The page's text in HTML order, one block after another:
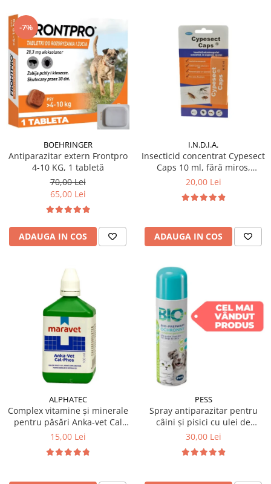
-7%
BOEHRINGER
Antiparazitar extern Frontpro
4-10 KG, 1 tabletă
70,00 Lei
65,00 Lei
ADAUGA IN COS
I.N.D.I.A.
Insecticid concentrat Cypesect
Caps 10 ml, fără miros,
eficient contra gândacilor,
20,00 Lei
ADAUGA IN COS
ALPHATEC
Complex vitamine și minerale
pentru păsări Anka-vet Cal
Phos 100 ml
15,00 Lei
PESS
Spray antiparazitar pentru
câini și pisici cu ulei de
geranium Pess 250 ml
30,00 Lei